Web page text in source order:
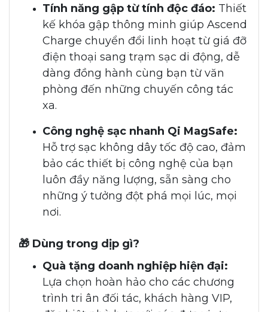
Tính năng gập từ tính độc đáo: Thiết
kế khóa gập thông minh giúp Ascend
Charge chuyển đổi linh hoạt từ giá đỡ
điện thoại sang trạm sạc di động, dễ
dàng đồng hành cùng bạn từ văn
phòng đến những chuyến công tác
xa.
Công nghệ sạc nhanh Qi MagSafe:
Hỗ trợ sạc không dây tốc độ cao, đảm
bảo các thiết bị công nghệ của bạn
luôn đầy năng lượng, sẵn sàng cho
những ý tưởng đột phá mọi lúc, mọi
nơi.
🎁 Dùng trong dịp gì?
Quà tặng doanh nghiệp hiện đại:
Lựa chọn hoàn hảo cho các chương
trình tri ân đối tác, khách hàng VIP,